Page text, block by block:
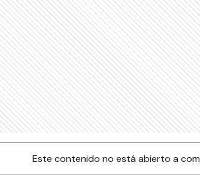
Este contenido no está abierto a